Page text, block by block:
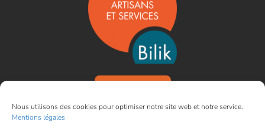
Nous utilisons des cookies pour optimiser notre site web et notre service.
Mentions légales